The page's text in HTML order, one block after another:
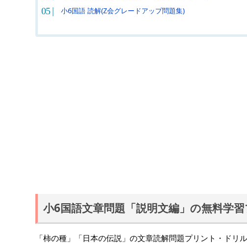
小6国語 読解(Z会グレードアップ問題集)
小6国語文章問題「説明文編」の無料学
「柿の種」「日本の伝説」の文章読解問題プリント・ドリル